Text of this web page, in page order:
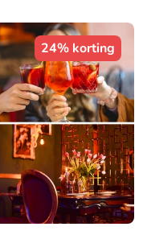
24% korting